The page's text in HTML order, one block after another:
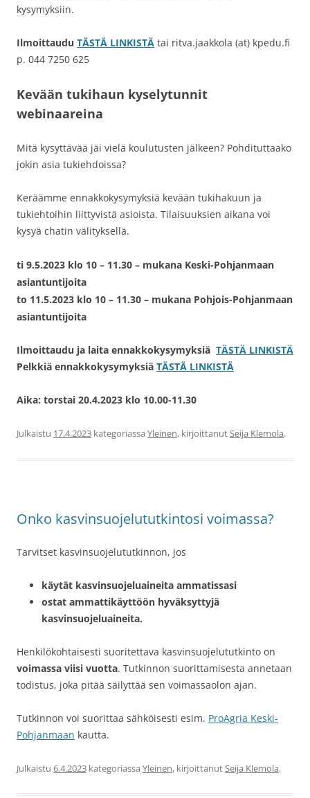
kysymyksiin.
Ilmoittaudu TÄSTÄ LINKISTÄ tai ritva.jaakkola (at) kpedu.fi
p. 044 7250 625
Kevään tukihaun kyselytunnit
webinaareina
Mitä kysyttävää jäi vielä koulutusten jälkeen? Pohdituttaako
jokin asia tukiehdoissa?
Keräämme ennakkokysymyksiä kevään tukihakuun ja
tukiehtoihin liittyvistä asioista. Tilaisuuksien aikana voi
kysyä chatin välityksellä.
ti 9.5.2023 klo 10 – 11.30 – mukana Keski-Pohjanmaan
asiantuntijoita
to 11.5.2023 klo 10 – 11.30 – mukana Pohjois-Pohjanmaan
asiantuntijoita
Ilmoittaudu ja laita ennakkokysymyksiä TÄSTÄ LINKISTÄ
Pelkkiä ennakkokysymyksiä TÄSTÄ LINKISTÄ
Aika: torstai 20.4.2023 klo 10.00-11.30
Julkaistu 17.4.2023 kategoriassa Yleinen, kirjoittanutSeija Klemola.
Onko kasvinsuojelututkintosi voimassa?
Tarvitset kasvinsuojelututkinnon, jos
käytät kasvinsuojeluaineita ammatissasi
ostat ammattikäyttöön hyväksyttyjä
kasvinsuojeluaineita.
Henkilökohtaisesti suoritettava kasvinsuojelututkinto on
voimassa viisi vuotta. Tutkinnon suorittamisesta annetaan
todistus, joka pitää säilyttää sen voimassaolon ajan.
Tutkinnon voi suorittaa sähköisesti esim. ProAgria Keski-
Pohjanmaan kautta.
Julkaistu 6.4.2023 kategoriassa Yleinen, kirjoittanutSeija Klemola.